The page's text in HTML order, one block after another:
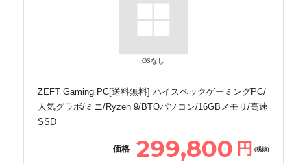
OSなし
ZEFT Gaming PC[送料無料] ハイスペックゲーミングPC/
人気グラボ/ミニ/Ryzen 9/BTOパソコン/16GBメモリ/高速
SSD
価格 299,800 円 (税抜)